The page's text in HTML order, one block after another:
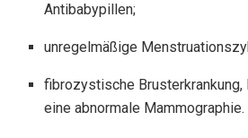
Antibabypillen;
unregelmäßige
fibrozystische Brusterkrankung,
eine abnormale Mammographie.